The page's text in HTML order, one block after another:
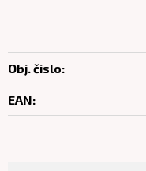
Obj. čislo:
EAN: